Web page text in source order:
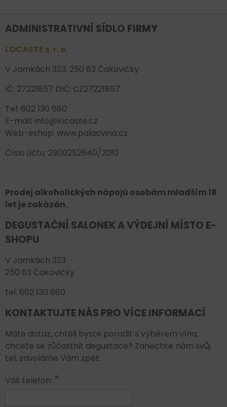
ADMINISTRATIVNÍ SÍDLO FIRMY
LOCASTE s. r. o.
V Jamkách 323, 250 63 Čakovičky
IČ: 27221857 DIČ: CZ27221857
Tel: 602 130 680
E-mail: info@locaste.cz
Web-eshop: www.palacvina.cz
Číslo účtu: 2900252640/2010
Prodej alkoholických nápojů osobám mladším 18
let je zakázán.
DEGUSTAČNÍ SALONEK A VÝDEJNÍ MÍSTO E-
SHOPU
V Jamkách 323
250 63 Čakovičky
tel. 602 130 680
KONTAKTUJTE NÁS PRO VÍCE INFORMACÍ
Máte dotaz, chtěli byste poradit s výběrem vína,
chcete se zůčastnit degustace? Zanechte nám svůj
tel. zavoláme Vám zpět.
Váš telefon: *